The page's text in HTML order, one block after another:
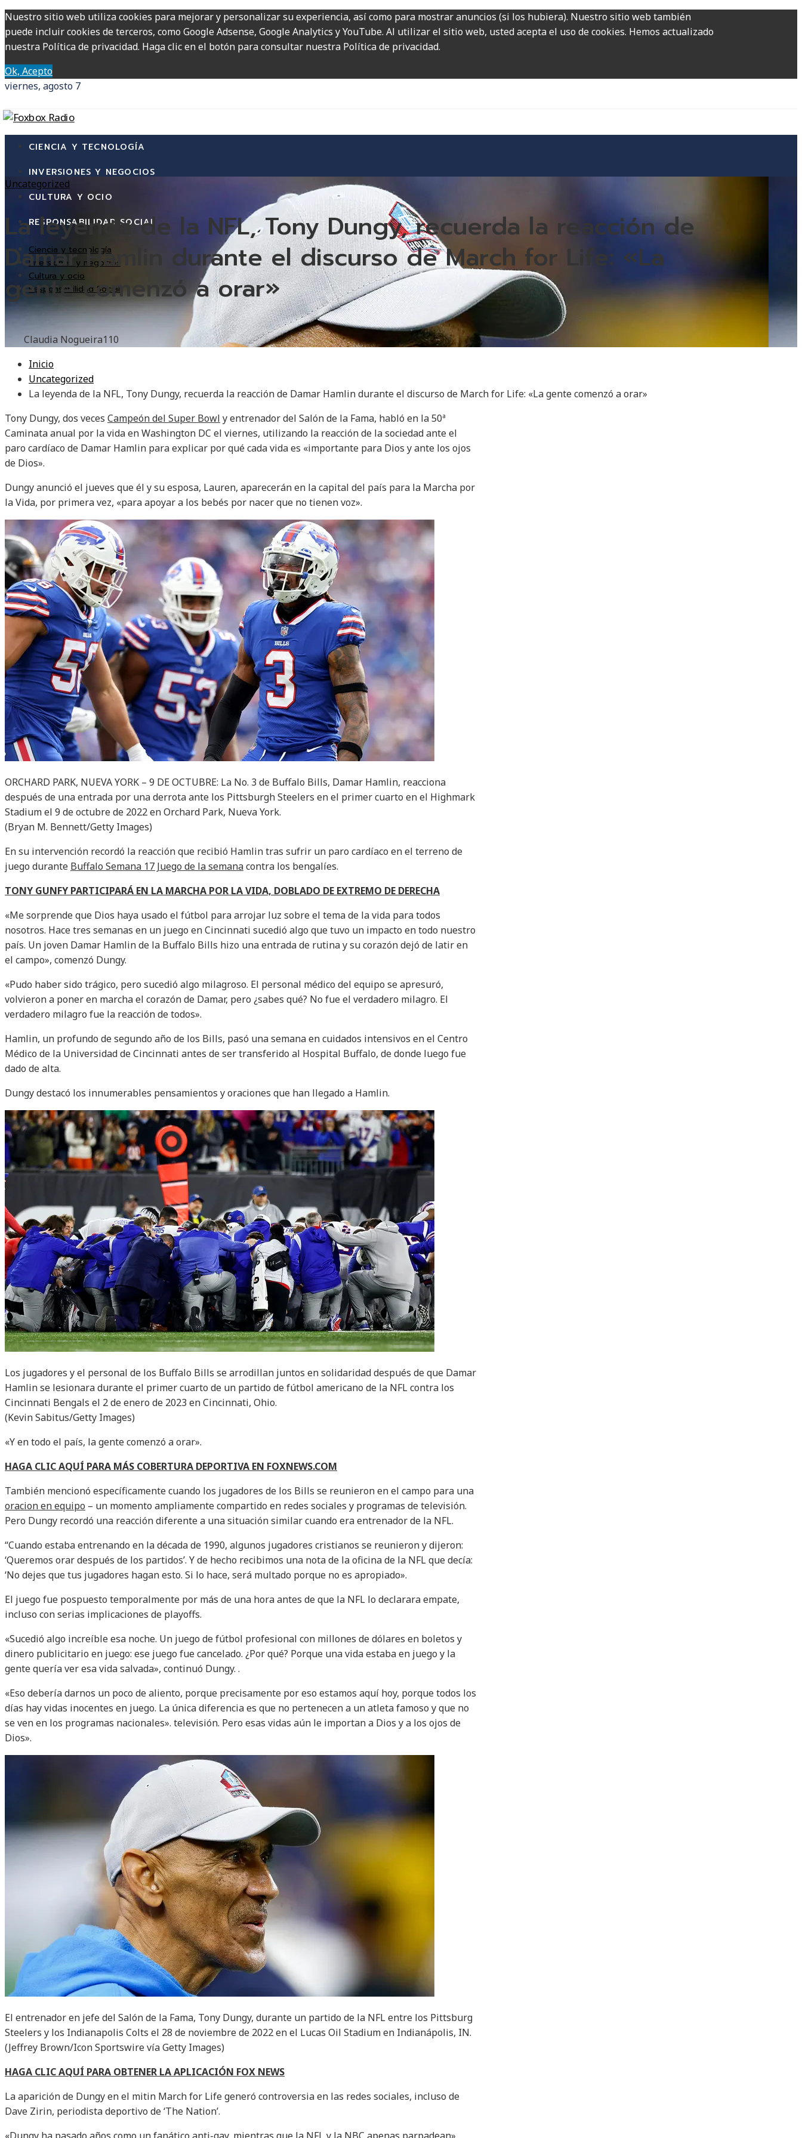
Nuestro sitio web utiliza cookies para mejorar y personalizar su experiencia, así como para mostrar anuncios (si los hubiera). Nuestro sitio web también
puede incluir cookies de terceros, como Google Adsense, Google Analytics y YouTube. Al utilizar el sitio web, usted acepta el uso de cookies. Hemos actualizado
nuestra Política de privacidad. Haga clic en el botón para consultar nuestra Política de privacidad.
Ok, Acepto
viernes, agosto 7
CIENCIA Y TECNOLOGÍA
INVERSIONES Y NEGOCIOS
CULTURA Y OCIO
RESPONSABILIDAD SOCIAL
Ciencia y tecnología
Inversiones y negocios
Cultura y ocio
Responsabilidad Social
Uncategorized
La leyenda de la NFL, Tony Dungy, recuerda la reacción de
Damar Hamlin durante el discurso de March for Life: «La
gente comenzó a orar»
Claudia Nogueira110
Inicio
Uncategorized
La leyenda de la NFL, Tony Dungy, recuerda la reacción de Damar Hamlin durante el discurso de March for Life: «La gente comenzó a orar»
Tony Dungy, dos veces Campeón del Super Bowl y entrenador del Salón de la Fama, habló en la 50ª
Caminata anual por la vida en Washington DC el viernes, utilizando la reacción de la sociedad ante el
paro cardíaco de Damar Hamlin para explicar por qué cada vida es «importante para Dios y ante los ojos
de Dios».
Dungy anunció el jueves que él y su esposa, Lauren, aparecerán en la capital del país para la Marcha por
la Vida, por primera vez, «para apoyar a los bebés por nacer que no tienen voz».
ORCHARD PARK, NUEVA YORK – 9 DE OCTUBRE: La No. 3 de Buffalo Bills, Damar Hamlin, reacciona
después de una entrada por una derrota ante los Pittsburgh Steelers en el primer cuarto en el Highmark
Stadium el 9 de octubre de 2022 en Orchard Park, Nueva York.
(Bryan M. Bennett/Getty Images)
En su intervención recordó la reacción que recibió Hamlin tras sufrir un paro cardíaco en el terreno de
juego durante Buffalo Semana 17 Juego de la semanacontra los bengalíes.
TONY GUNFY PARTICIPARÁ EN LA MARCHA POR LA VIDA, DOBLADO DE EXTREMO DE DERECHA
«Me sorprende que Dios haya usado el fútbol para arrojar luz sobre el tema de la vida para todos
nosotros. Hace tres semanas en un juego en Cincinnati sucedió algo que tuvo un impacto en todo nuestro
país. Un joven Damar Hamlin de la Buffalo Bills hizo una entrada de rutina y su corazón dejó de latir en
el campo», comenzó Dungy.
«Pudo haber sido trágico, pero sucedió algo milagroso. El personal médico del equipo se apresuró,
volvieron a poner en marcha el corazón de Damar, pero ¿sabes qué? No fue el verdadero milagro. El
verdadero milagro fue la reacción de todos».
Hamlin, un profundo de segundo año de los Bills, pasó una semana en cuidados intensivos en el Centro
Médico de la Universidad de Cincinnati antes de ser transferido al Hospital Buffalo, de donde luego fue
dado de alta.
Dungy destacó los innumerables pensamientos y oraciones que han llegado a Hamlin.
Los jugadores y el personal de los Buffalo Bills se arrodillan juntos en solidaridad después de que Damar
Hamlin se lesionara durante el primer cuarto de un partido de fútbol americano de la NFL contra los
Cincinnati Bengals el 2 de enero de 2023 en Cincinnati, Ohio.
(Kevin Sabitus/Getty Images)
«Y en todo el país, la gente comenzó a orar».
HAGA CLIC AQUÍ PARA MÁS COBERTURA DEPORTIVA EN FOXNEWS.COM
También mencionó específicamente cuando los jugadores de los Bills se reunieron en el campo para una
oracion en equipo – un momento ampliamente compartido en redes sociales y programas de televisión.
Pero Dungy recordó una reacción diferente a una situación similar cuando era entrenador de la NFL.
“Cuando estaba entrenando en la década de 1990, algunos jugadores cristianos se reunieron y dijeron:
‘Queremos orar después de los partidos’. Y de hecho recibimos una nota de la oficina de la NFL que decía:
‘No dejes que tus jugadores hagan esto. Si lo hace, será multado porque no es apropiado».
El juego fue pospuesto temporalmente por más de una hora antes de que la NFL lo declarara empate,
incluso con serias implicaciones de playoffs.
«Sucedió algo increíble esa noche. Un juego de fútbol profesional con millones de dólares en boletos y
dinero publicitario en juego: ese juego fue cancelado. ¿Por qué? Porque una vida estaba en juego y la
gente quería ver esa vida salvada», continuó Dungy. .
«Eso debería darnos un poco de aliento, porque precisamente por eso estamos aquí hoy, porque todos los
días hay vidas inocentes en juego. La única diferencia es que no pertenecen a un atleta famoso y que no
se ven en los programas nacionales». televisión. Pero esas vidas aún le importan a Dios y a los ojos de
Dios».
El entrenador en jefe del Salón de la Fama, Tony Dungy, durante un partido de la NFL entre los Pittsburg
Steelers y los Indianapolis Colts el 28 de noviembre de 2022 en el Lucas Oil Stadium en Indianápolis, IN.
(Jeffrey Brown/Icon Sportswire vía Getty Images)
HAGA CLIC AQUÍ PARA OBTENER LA APLICACIÓN FOX NEWS
La aparición de Dungy en el mitin March for Life generó controversia en las redes sociales, incluso de
Dave Zirin, periodista deportivo de ‘The Nation’.